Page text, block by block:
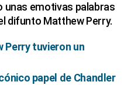
unas emotivas palabras
difunto Matthew Perry.
Perry tuvieron un
papel de Chandler